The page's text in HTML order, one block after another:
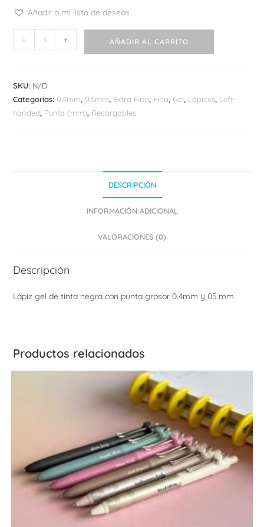
Añadir a mi lista de deseos
Sarasa
cantidad
- + AÑADIR AL CARRITO
SKU: N/D
Categorías: 0.4mm, 0.5mm, Extra Fina, Fina,Gel, Lápices, Left-
handed, Punta (mm), Recargables
DESCRIPCIÓN
INFORMACIÓN ADICIONAL
VALORACIONES (0)
Descripción
Lápiz gel de tinta negra con punta grosor 0.4mm y 05.mm.
Productos relacionados